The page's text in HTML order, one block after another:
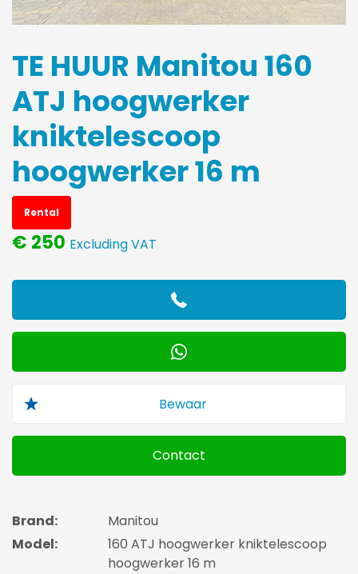
TE HUUR Manitou 160
ATJ hoogwerker
kniktelescoop
hoogwerker 16 m
Rental
€ 250 Excluding VAT
Contact
Brand:
Manitou
Model:
160 ATJ hoogwerker kniktelescoop
hoogwerker 16 m